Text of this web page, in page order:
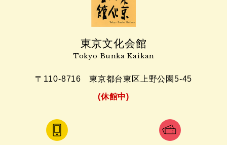
東京文化会館
Tokyo Bunka Kaikan
〒110-8716 東京都台東区上野公園5-45
(休館中)